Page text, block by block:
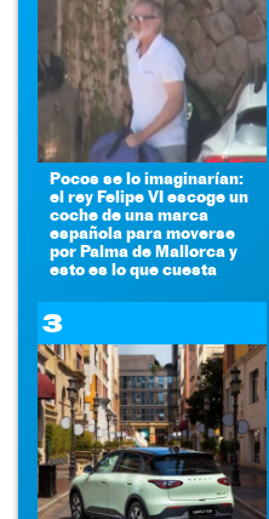
Pocos se lo imaginarían:
el rey Felipe VI escoge un
coche de una marca
española para moverse
por Palma de Mallorca y
esto es lo que cuesta
3